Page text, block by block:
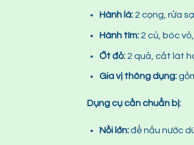
Hành lá:2 cọng, rửa
Hành tím:2 củ, bóc
Ớt đỏ:2 quả, cắt lát
Gia vị thông dụng:
Dụng cụ cần chuẩn bị:
Nồi lớn:để nấu nước